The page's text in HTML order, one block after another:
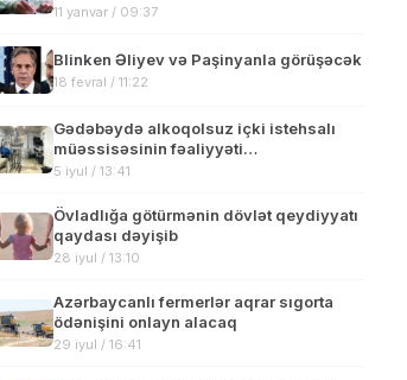
11 yanvar / 09:37
Blinken Əliyev və Paşinyanla görüşəcək
18 fevral / 11:22
Gədəbəydə alkoqolsuz içki istehsalı
müəssisəsinin fəaliyyəti
məhdudlaşdırılıb
5 iyul / 13:41
Övladlığa götürmənin dövlət qeydiyyatı
qaydası dəyişib
28 iyul / 13:10
Azərbaycanlı fermerlər aqrar sıgorta
ödənişini onlayn alacaq
29 iyul / 16:41